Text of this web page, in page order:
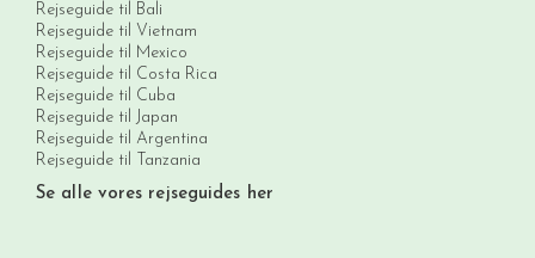
Rejseguide til Bali
Rejseguide til Vietnam
Rejseguide til Mexico
Rejseguide til Costa Rica
Rejseguide til Cuba
Rejseguide til Japan
Rejseguide til Argentina
Rejseguide til Tanzania
Se alle vores rejseguides her